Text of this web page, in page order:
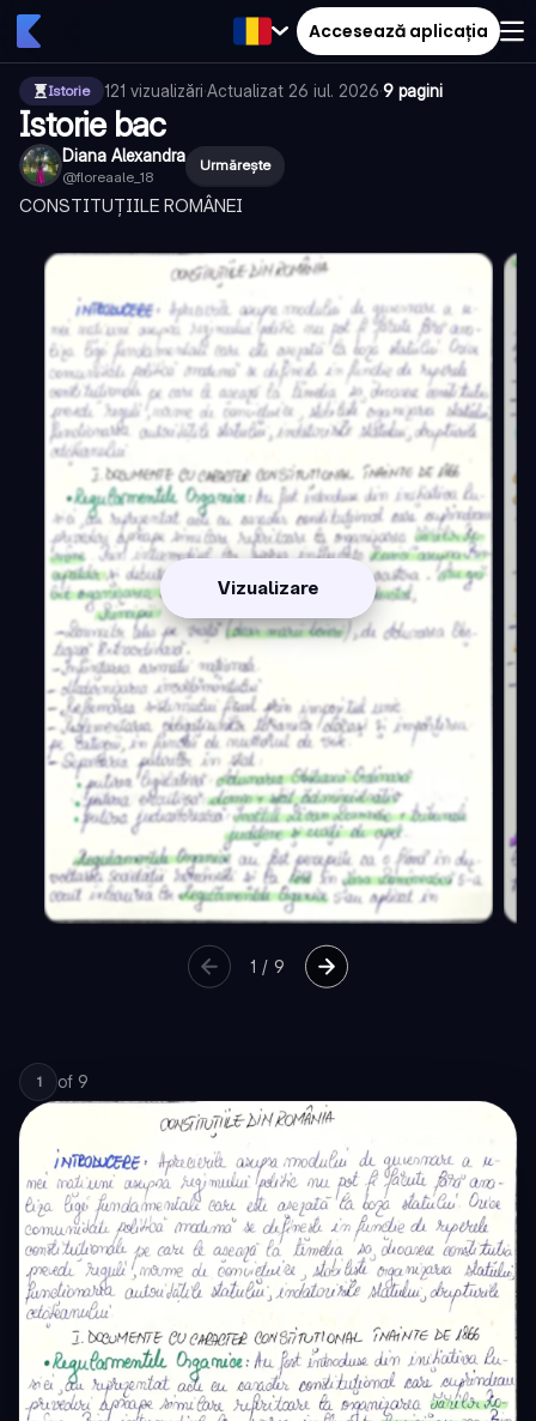
Accesează aplicația
Istorie 121 vizualizări·Actualizat 26 iul. 2026·9 pagini
Istorie bac
Diana Alexandra
@floreaale_18
Urmărește
CONSTITUȚIILE ROMÂNEI
Vizualizare
1 /9
1 of 9